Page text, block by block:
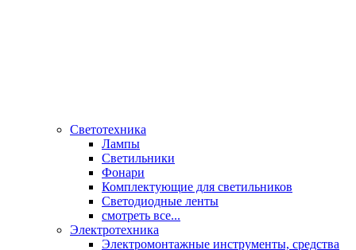
Светотехника
Лампы
Светильники
Фонари
Комплектующие для светильников
Светодиодные ленты
смотреть все...
Электротехника
Электромонтажные инструменты, средства